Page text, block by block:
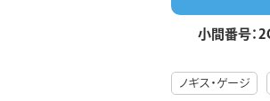
小間番号：
ノギス・ゲージ